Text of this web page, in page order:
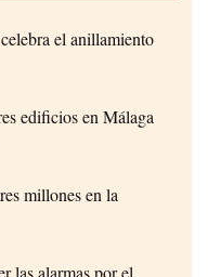
el anillamiento
edificios en Málaga
millones en la
las alarmas por el